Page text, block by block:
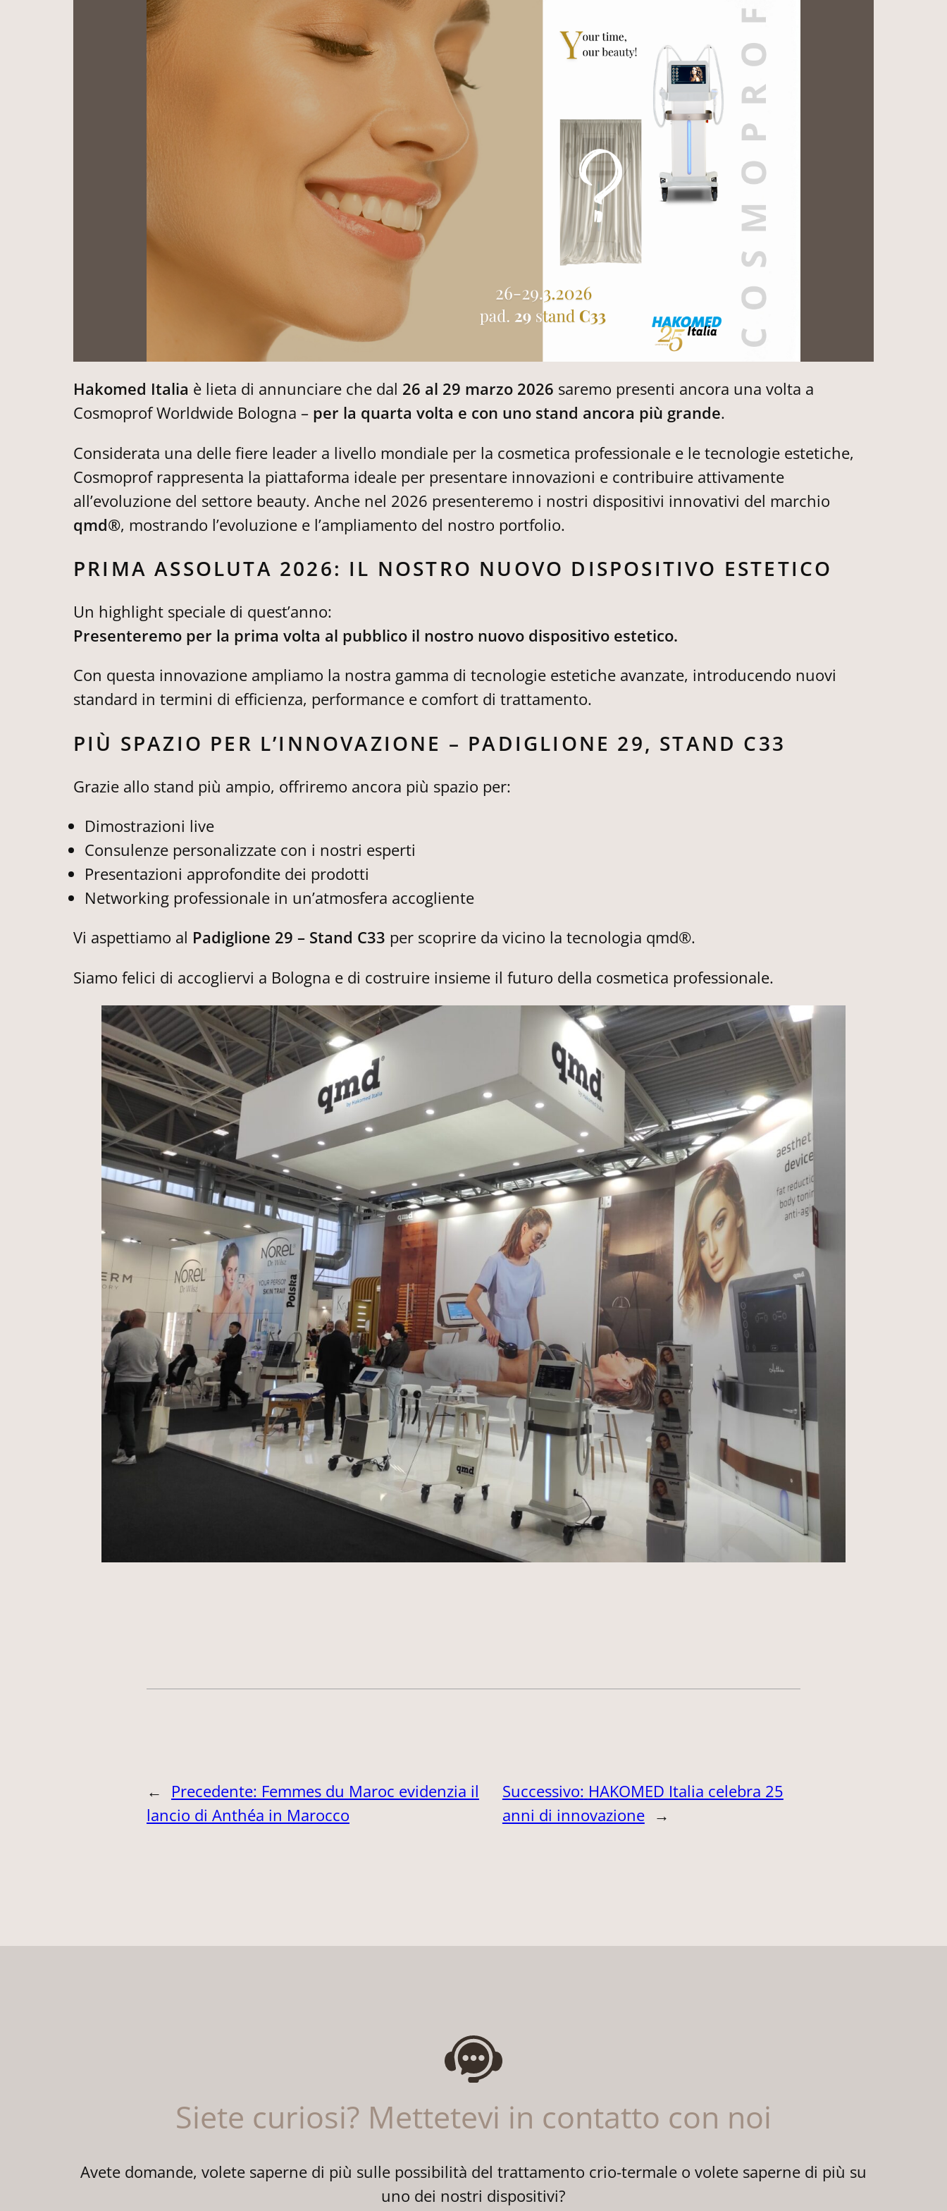
Hakomed Italia è lieta di annunciare che dal 26 al 29 marzo 2026 saremo presenti ancora una volta a
Cosmoprof Worldwide Bologna – per la quarta volta e con uno stand ancora più grande.
Considerata una delle fiere leader a livello mondiale per la cosmetica professionale e le tecnologie estetiche,
Cosmoprof rappresenta la piattaforma ideale per presentare innovazioni e contribuire attivamente
all’evoluzione del settore beauty. Anche nel 2026 presenteremo i nostri dispositivi innovativi del marchio
qmd®, mostrando l’evoluzione e l’ampliamento del nostro portfolio.
PRIMA ASSOLUTA 2026: IL NOSTRO NUOVO DISPOSITIVO ESTETICO
Un highlight speciale di quest’anno:
Presenteremo per la prima volta al pubblico il nostro nuovo dispositivo estetico.
Con questa innovazione ampliamo la nostra gamma di tecnologie estetiche avanzate, introducendo nuovi
standard in termini di efficienza, performance e comfort di trattamento.
PIÙ SPAZIO PER L’INNOVAZIONE – PADIGLIONE 29, STAND C33
Grazie allo stand più ampio, offriremo ancora più spazio per:
Dimostrazioni live
Consulenze personalizzate con i nostri esperti
Presentazioni approfondite dei prodotti
Networking professionale in un’atmosfera accogliente
Vi aspettiamo al Padiglione 29 – Stand C33 per scoprire da vicino la tecnologia qmd®.
Siamo felici di accogliervi a Bologna e di costruire insieme il futuro della cosmetica professionale.
← Precedente: Femmes du Maroc evidenzia il
lancio di Anthéa in Marocco
Successivo: HAKOMED Italia celebra 25
anni di innovazione →
Siete curiosi? Mettetevi in contatto con noi
Avete domande, volete saperne di più sulle possibilità del trattamento crio-termale o volete saperne di più su
uno dei nostri dispositivi?